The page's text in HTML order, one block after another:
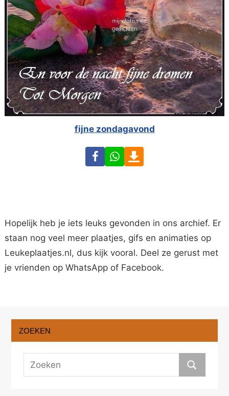
fijne zondagavond
FacebookWhatsApp
Hopelijk heb je iets leuks gevonden in ons archief. Er
staan nog veel meer plaatjes, gifs en animaties op
Leukeplaatjes.nl, dus kijk vooral. Deel ze gerust met
je vrienden op WhatsApp of Facebook.
ZOEKEN